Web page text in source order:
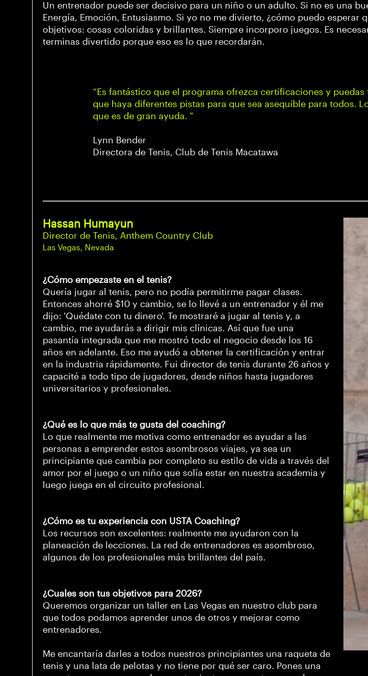
Un entrenador puede ser decisivo para un niño o un adulto. Si no es una
Energía, Emoción, Entusiasmo. Si yo no me divierto, ¿cómo puedo
objetivos: cosas coloridas y brillantes. Siempre incorporo juegos. Es
terminas divertido porque eso es lo que recordarán.
“Es fantástico que el programa ofrezca certificaciones y
que haya diferentes pistas para que sea asequible para todos.
que es de gran ayuda. "
Lynn Bender
Directora de Tenis, Club de Tenis Macatawa
Hassan Humayun
Director de Tenis, Anthem Country Club
Las Vegas, Nevada
¿Cómo empezaste en el tenis?
Quería jugar al tenis, pero no podía permitirme pagar clases.
Entonces ahorré $10 y cambio, se lo llevé a un entrenador y él me
dijo: 'Quédate con tu dinero'. Te mostraré a jugar al tenis y, a
cambio, me ayudarás a dirigir mis clínicas. Así que fue una
pasantía integrada que me mostró todo el negocio desde los 16
años en adelante. Eso me ayudó a obtener la certificación y entrar
en la industria rápidamente. Fui director de tenis durante 26 años y
capacité a todo tipo de jugadores, desde niños hasta jugadores
universitarios y profesionales.
¿Qué es lo que más te gusta del coaching?
Lo que realmente me motiva como entrenador es ayudar a las
personas a emprender estos asombrosos viajes, ya sea un
principiante que cambia por completo su estilo de vida a través del
amor por el juego o un niño que solía estar en nuestra academia y
luego juega en el circuito profesional.
¿Cómo es tu experiencia con USTA Coaching?
Los recursos son excelentes: realmente me ayudaron con la
planeación de lecciones. La red de entrenadores es asombroso,
algunos de los profesionales más brillantes del país.
¿Cuales son tus objetivos para 2026?
Queremos organizar un taller en Las Vegas en nuestro club para
que todos podamos aprender unos de otros y mejorar como
entrenadores.
Me encantaría darles a todos nuestros principiantes una raqueta de
tenis y una lata de pelotas y no tiene por qué ser caro. Pones una